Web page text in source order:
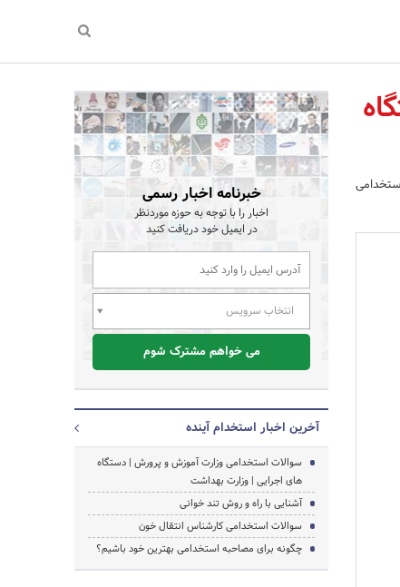
خبرنامه اخبار رسمی
اخبار را با توجه به حوزه موردنظر
در ایمیل خود دریافت کنید
انتخاب سرویس
می خواهم مشترک شوم
آخرین اخبار استخدام آینده
سوالات استخدامی وزارت آموزش و پرورش | دستگاه
های اجرایی | وزارت بهداشت
آشنایی با راه و روش تند خوانی
سوالات استخدامی کارشناس انتقال خون
چگونه برای مصاحبه استخدامی بهترین خود باشیم؟